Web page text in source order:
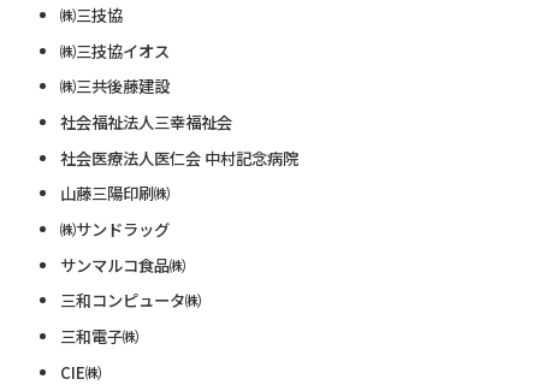
㈱三技協
㈱三技協イオス
㈱三共後藤建設
社会福祉法人三幸福祉会
社会医療法人医仁会 中村記念病院
山藤三陽印刷㈱
㈱サンドラッグ
サンマルコ食品㈱
三和コンピュータ㈱
三和電子㈱
CIE㈱